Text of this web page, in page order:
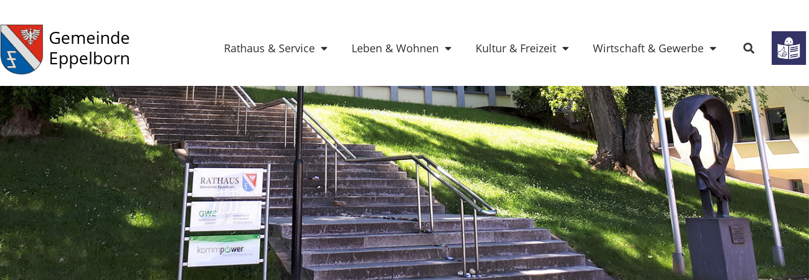
Gemeinde
Eppelborn
Rathaus & Service Leben & Wohnen Kultur & Freizeit Wirtschaft & Gewerbe